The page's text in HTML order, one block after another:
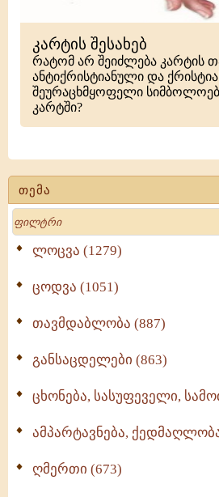
თემა
Search
ლოცვა (1279)
ცოდვა (1051)
თავმდაბლობა (887)
განსაცდელები (863)
ცხონება, სასუფეველი,
ამპარტავნება,
ღმერთი (673)
კარტის შესახებ
რატომ არ შეიძლება კარტის
ანტიქრისტიანული და
შეურაცხმყოფელი
კარტში?